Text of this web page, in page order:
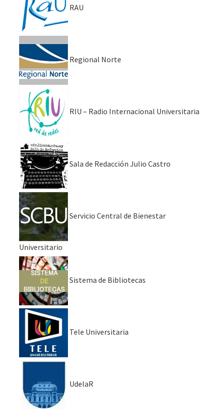
RAU
Regional Norte
RIU – Radio Internacional Universitaria
Sala de Redacción Julio Castro
Servicio Central de Bienestar
Universitario
Sistema de Bibliotecas
Tele Universitaria
UdelaR